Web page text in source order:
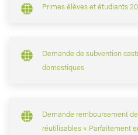
Primes élèves et étudiants
Demande de subvention
domestiques
Demande remboursement
réutilisables « Parfaitement